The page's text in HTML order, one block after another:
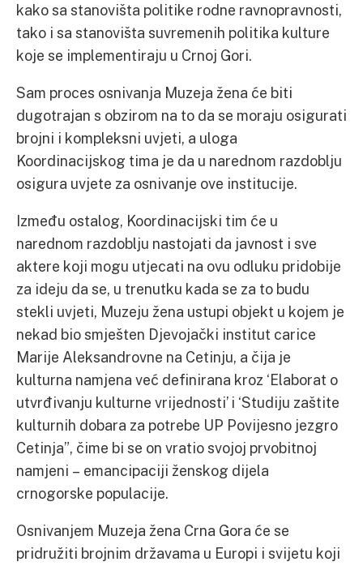
kako sa stanovišta politike rodne ravnopravnosti,
tako i sa stanovišta suvremenih politika kulture
koje se implementiraju u Crnoj Gori.
Sam proces osnivanja Muzeja žena će biti
dugotrajan s obzirom na to da se moraju osigurati
brojni i kompleksni uvjeti, a uloga
Koordinacijskog tima je da u narednom razdoblju
osigura uvjete za osnivanje ove institucije.
Između ostalog, Koordinacijski tim će u
narednom razdoblju nastojati da javnost i sve
aktere koji mogu utjecati na ovu odluku pridobije
za ideju da se, u trenutku kada se za to budu
stekli uvjeti, Muzeju žena ustupi objekt u kojem je
nekad bio smješten Djevojački institut carice
Marije Aleksandrovne na Cetinju, a čija je
kulturna namjena već definirana kroz ‘Elaborat o
utvrđivanju kulturne vrijednosti’ i ‘Studiju zaštite
kulturnih dobara za potrebe UP Povijesno jezgro
Cetinja”, čime bi se on vratio svojoj prvobitnoj
namjeni – emancipaciji ženskog dijela
crnogorske populacije.
Osnivanjem Muzeja žena Crna Gora će se
pridružiti brojnim državama u Europi i svijetu koji